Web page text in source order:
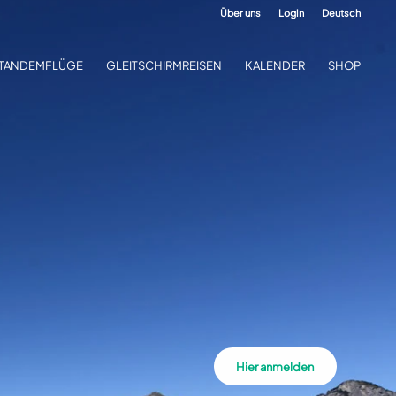
Hier anmelden
Über uns Login Deutsch
GLEITSCHIRMREISEN KALENDER SHOP